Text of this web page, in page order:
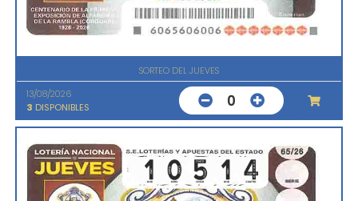
SORTEO DEL JUEVES
13/08/2026
3 DISPONIBLES 0